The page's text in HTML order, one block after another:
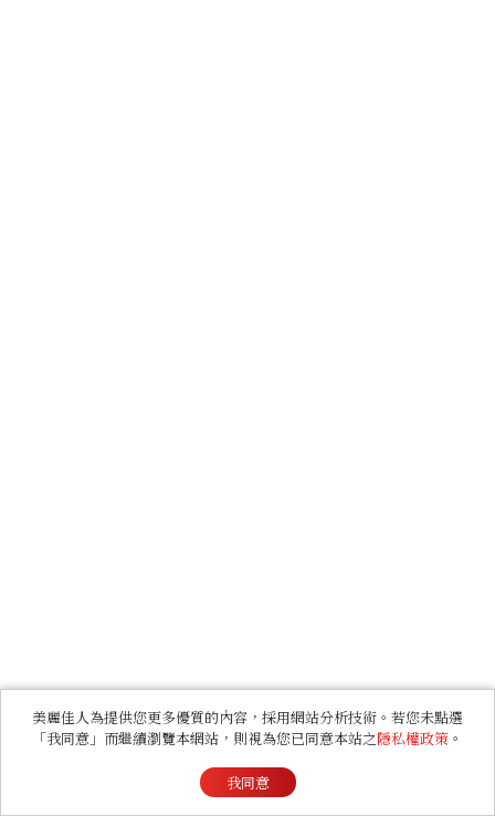
美麗佳人為提供您更多優質的內容，採用網站分析技術。若您未點選
「我同意」而繼續瀏覽本網站，則視為您已同意本站之隱私權政策 。
我同意